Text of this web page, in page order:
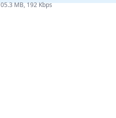
05.3 MB, 192 Kbps